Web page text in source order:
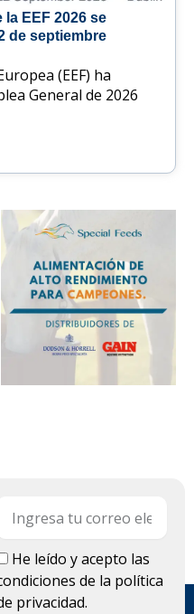
la EEF 2026 se
de septiembre
(EEF) ha
General de 2026
He leído y acepto las
de la política
privacidad.